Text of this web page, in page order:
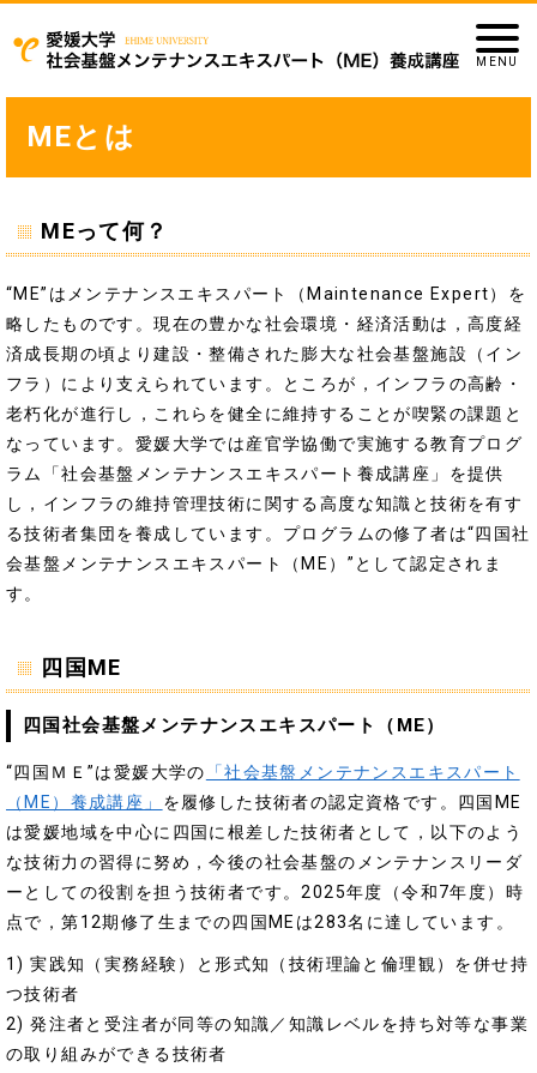
MEとは
MEって何？
“ME”はメンテナンスエキスパート（Maintenance Expert）を
略したものです。現在の豊かな社会環境・経済活動は，高度経
済成長期の頃より建設・整備された膨大な社会基盤施設（イン
フラ）により支えられています。ところが，インフラの高齢・
老朽化が進行し，これらを健全に維持することが喫緊の課題と
なっています。愛媛大学では産官学協働で実施する教育プログ
ラム「社会基盤メンテナンスエキスパート養成講座」を提供
し，インフラの維持管理技術に関する高度な知識と技術を有す
る技術者集団を養成しています。プログラムの修了者は“四国社
会基盤メンテナンスエキスパート（ME）”として認定されま
す。
四国ME
四国社会基盤メンテナンスエキスパート（ME）
“四国ＭＥ”は愛媛大学の
「社会基盤メンテナンスエキスパート
（ME）養成講座」 を履修した技術者の認定資格です。四国ME
は愛媛地域を中心に四国に根差した技術者として，以下のよう
な技術力の習得に努め，今後の社会基盤のメンテナンスリーダ
ーとしての役割を担う技術者です。2025年度（令和7年度）時
点で，第12期修了生までの四国MEは283名に達しています。
1) 実践知（実務経験）と形式知（技術理論と倫理観）を併せ持
つ技術者
2) 発注者と受注者が同等の知識／知識レベルを持ち対等な事業
の取り組みができる技術者